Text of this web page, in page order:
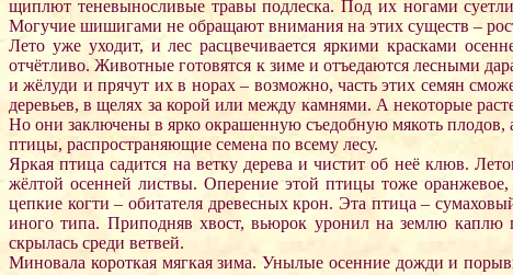
щиплют теневыносливые травы подлеска. Под их ногами
Могучие шишигами не обращают внимания на этих существ –
Лето уже уходит, и лес расцвечивается яркими красками
отчётливо. Животные готовятся к зиме и отъедаются лесными
и жёлуди и прячут их в норах – возможно, часть этих семян
деревьев, в щелях за корой или между камнями. А некоторые
Но они заключены в ярко окрашенную съедобную мякоть плодов,
птицы, распространяющие семена по всему лесу.
Яркая птица садится на ветку дерева и чистит об неё клюв.
жёлтой осенней листвы. Оперение этой птицы тоже
цепкие когти – обитателя древесных крон. Эта птица –
иного типа. Приподняв хвост, вьюрок уронил на землю каплю
скрылась среди ветвей.
Миновала короткая мягкая зима. Унылые осенние дожди и